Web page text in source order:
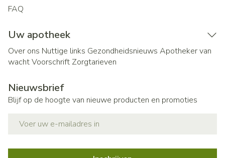
FAQ
Uw apotheek
Over ons Nuttige links Gezondheidsnieuws Apotheker van
wachtVoorschrift Zorgtarieven
Nieuwsbrief
Blijf op de hoogte van nieuwe producten en promoties